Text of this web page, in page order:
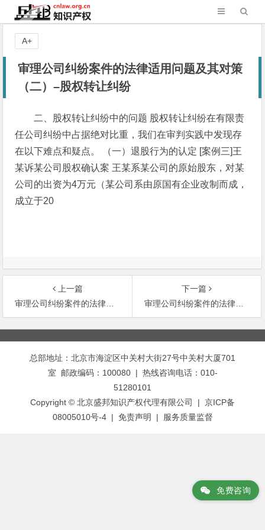
审理公司纠纷案件的法律适用问题及其对策
（二）–股权转让纠纷
二、股权转让纠纷中的问题 股权转让纠纷在有限责
任公司纠纷中占据绝对比重，我们在审判实践中发现存
在以下难点和疑点。 （一）退股行为的认定 [案例三]王
某诉某公司股权确认案 王某系某公司的原始股东，对某
公司的出资为4万元（某公司系由原国有企业改制而成，
成立于20
A+
上一篇
审理公司纠纷案件的法律适用问题及其对策（一）
下一篇
审理公司纠纷案件的法律适用问题及其对策（三）-股东知情权纠纷的问题
文
章
总部地址：北京市海淀区中关村大街27号中关村大厦701
室 邮政编码：100080 | 热线咨询电话：010-
51280101
Copyright © 北京盛邦知识产权代理有限公司 | 京ICP备
08005010号-4 | 免责声明 | 服务质量监督
免费咨询